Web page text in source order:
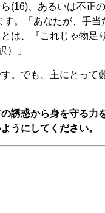
(16)、あるいは不正
。「あなたが、手当
は、『これじゃ物足
）」
。でも、主にとって
誘惑から身を守る力
うにしてください。